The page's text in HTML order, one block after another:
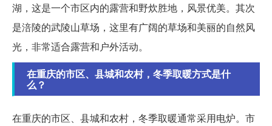
湖，这是一个市区内的露营和野炊胜地，风景优美。其次
是涪陵的武陵山草场，这里有广阔的草场和美丽的自然风
光，非常适合露营和户外活动。
在重庆的市区、县城和农村，冬季取暖方式是什
么？
在重庆的市区、县城和农村，冬季取暖通常采用电炉。市